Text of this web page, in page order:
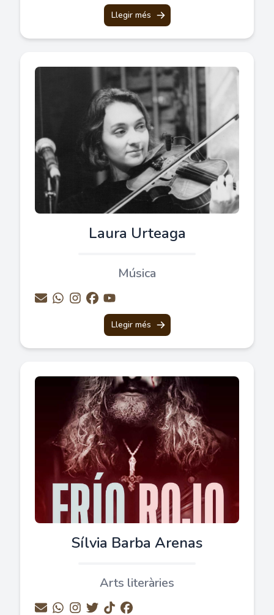
Llegir més
Laura Urteaga
Música
Llegir més
Sílvia Barba Arenas
Arts literàries